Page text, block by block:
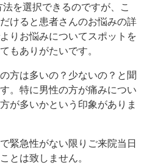
を選択できるのですが、こ
けると患者さんのお悩みの詳
りお悩みについてスポットを
もありがたいです。
方は多いの？少ないの？と聞
。特に男性の方が痛みについ
が多いかという印象がありま
緊急性がない限りご来院当日
とは致しません。